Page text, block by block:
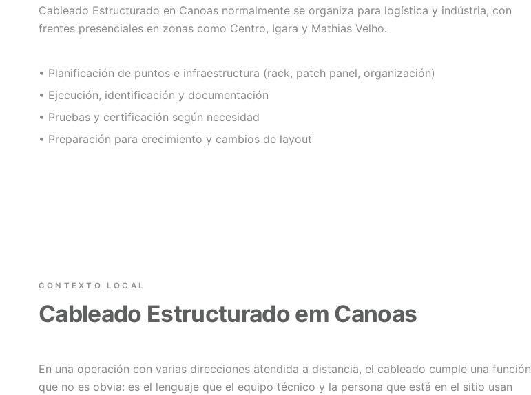
Cableado Estructurado en Canoas normalmente se organiza para logística y indústria, con
frentes presenciales en zonas como Centro, Igara y Mathias Velho.
• Planificación de puntos e infraestructura (rack, patch panel, organización)
• Ejecución, identificación y documentación
• Pruebas y certificación según necesidad
• Preparación para crecimiento y cambios de layout
CONTEXTO LOCAL
Cableado Estructurado em Canoas
En una operación con varias direcciones atendida a distancia, el cableado cumple una función
que no es obvia: es el lenguaje que el equipo técnico y la persona que está en el sitio usan